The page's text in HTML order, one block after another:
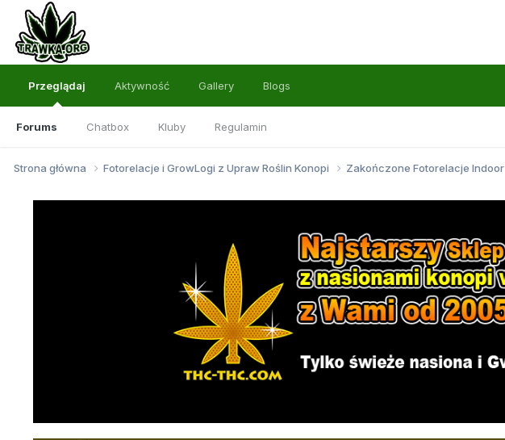
Przeglądaj
Forums Chatbox Kluby Regulamin
Aktywność Gallery Blogs
Strona główna Fotorelacje i GrowLogi z Upraw Roślin Konopi Zakończone Fotorelacje Indoor